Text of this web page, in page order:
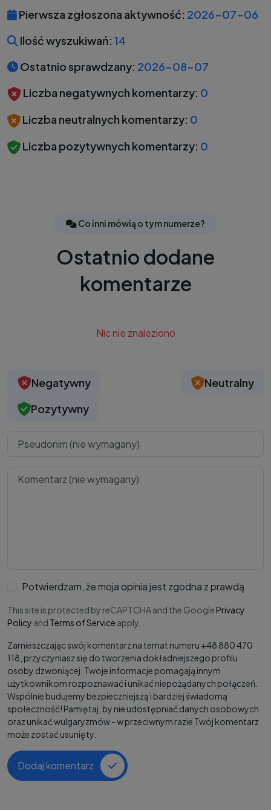
Pierwsza zgłoszona aktywność: 2026-07-06
Ilość wyszukiwań: 14
Ostatnio sprawdzany: 2026-08-07
Liczba negatywnych komentarzy: 0
Liczba neutralnych komentarzy: 0
Liczba pozytywnych komentarzy: 0
Co inni mówią o tym numerze?
Ostatnio dodane
komentarze
Nic nie znaleziono
Negatywny
Neutralny
Pozytywny
Potwierdzam, że moja opinia jest zgodna z prawdą
This site is protected by reCAPTCHA and the Google Privacy
Policy and Terms of Service apply.
Zamieszczając swój komentarz na temat numeru +48 880 470
118, przyczyniasz się do tworzenia dokładniejszego profilu
osoby dzwoniącej. Twoje informacje pomagają innym
użytkownikom rozpoznawać i unikać niepożądanych połączeń.
Wspólnie budujemy bezpieczniejszą i bardziej świadomą
społeczność! Pamiętaj, by nie udostępniać danych osobowych
oraz unikać wulgaryzmów - w przeciwnym razie Twój komentarz
może zostać usunięty.
Dodaj komentarz